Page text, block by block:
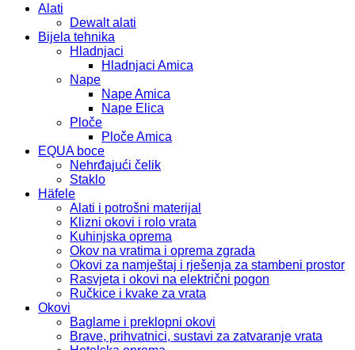
Alati
Dewalt alati
Bijela tehnika
Hladnjaci
Hladnjaci Amica
Nape
Nape Amica
Nape Elica
Ploče
Ploče Amica
EQUA boce
Nehrđajući čelik
Staklo
Häfele
Alati i potrošni materijal
Klizni okovi i rolo vrata
Kuhinjska oprema
Okov na vratima i oprema zgrada
Okovi za namještaj i rješenja za stambeni prostor
Rasvjeta i okovi na električni pogon
Ručkice i kvake za vrata
Okovi
Baglame i preklopni okovi
Brave, prihvatnici, sustavi za zatvaranje vrata